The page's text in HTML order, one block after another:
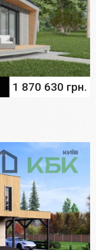
1 870 630 грн.